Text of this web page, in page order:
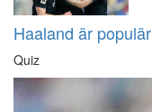
Haaland är populär
Quiz